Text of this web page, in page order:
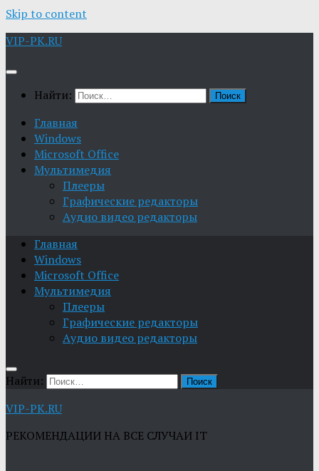
Skip to content
VIP-PK.RU
Найти:
Главная
Windows
Microsoft Office
Мультимедия
Плееры
Графические редакторы
Aудио видео редакторы
Главная
Windows
Microsoft Office
Мультимедия
Плееры
Графические редакторы
Aудио видео редакторы
Найти:
VIP-PK.RU
РЕКОМЕНДАЦИИ НА ВСЕ СЛУЧАИ IT